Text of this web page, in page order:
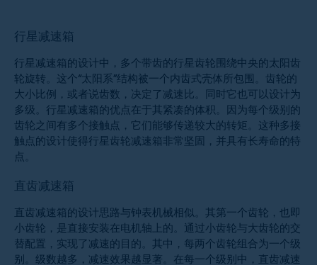
行星减速箱
行星减速箱的设计中，多个带齿的行星齿轮围绕中央的太阳齿
轮旋转。这个“太阳系”结构被一个内齿式壳体所包围。齿轮的
大小比例，或者说齿数，决定了减速比。同时它也可以设计为
多级。行星减速箱的优点在于其紧凑的体积。因为每个级别的
齿轮之间有多个接触点，它们能够传递较大的转矩。这种多接
触点的设计使得行星齿轮减速箱非常坚固，并具有长寿命的特
点。
直齿减速箱
直齿减速箱的设计思路与钟表机械相似。其第一个齿轮，也即
小齿轮，是直接安装在电机轴上的。通过小齿轮与大齿轮的交
替配置，实现了减速的目的。其中，每两个齿轮组合为一个级
别。级数越多，减速效果越显著。在每一个级别中，直齿减速